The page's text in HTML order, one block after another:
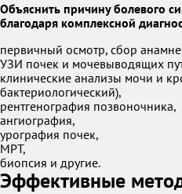
Объяснить причину болевого
благодаря комплексной
первичный осмотр, сбор
УЗИ почек и мочевыводящих
клинические анализы мочи и
бактериологический),
рентгенография позвоночника,
ангиография,
урография почек,
МРТ,
биопсия и другие.
Эффективные